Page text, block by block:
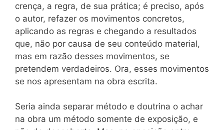
crença, a regra, de sua prática; é preciso, após
o autor, refazer os movimentos concretos,
aplicando as regras e chegando a resultados
que, não por causa de seu conteúdo material,
mas em razão desses movimentos, se
pretendem verdadeiros. Ora, esses movimentos
se nos apresentam na obra escrita.
Seria ainda separar método e doutrina o achar
na obra um método somente de exposição, e